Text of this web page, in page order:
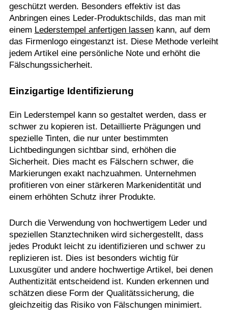
geschützt werden. Besonders effektiv ist das
Anbringen eines Leder-Produktschilds, das man mit
einem Lederstempel anfertigen lassenkann, auf dem
das Firmenlogo eingestanzt ist. Diese Methode verleiht
jedem Artikel eine persönliche Note und erhöht die
Fälschungssicherheit.
Einzigartige Identifizierung
Ein Lederstempel kann so gestaltet werden, dass er
schwer zu kopieren ist. Detaillierte Prägungen und
spezielle Tinten, die nur unter bestimmten
Lichtbedingungen sichtbar sind, erhöhen die
Sicherheit. Dies macht es Fälschern schwer, die
Markierungen exakt nachzuahmen. Unternehmen
profitieren von einer stärkeren Markenidentität und
einem erhöhten Schutz ihrer Produkte.
Durch die Verwendung von hochwertigem Leder und
speziellen Stanztechniken wird sichergestellt, dass
jedes Produkt leicht zu identifizieren und schwer zu
replizieren ist. Dies ist besonders wichtig für
Luxusgüter und andere hochwertige Artikel, bei denen
Authentizität entscheidend ist. Kunden erkennen und
schätzen diese Form der Qualitätssicherung, die
gleichzeitig das Risiko von Fälschungen minimiert.